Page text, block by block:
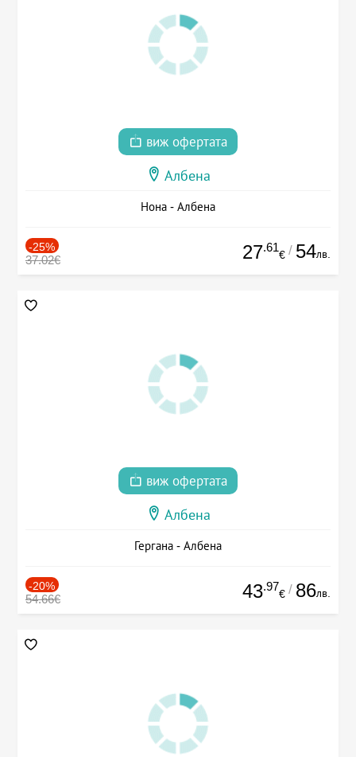
виж офертата
Албена
Нона - Албена
-25%
37.02€ 27.61
€ / 54лв.
виж офертата
Албена
Гергана - Албена
-20%
54.66€ 43.97
€ / 86лв.